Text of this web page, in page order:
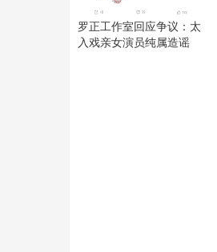
罗正工作室回应争议：太
入戏亲女演员纯属造谣